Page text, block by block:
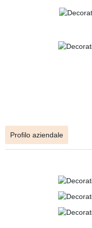
Profilo aziendale